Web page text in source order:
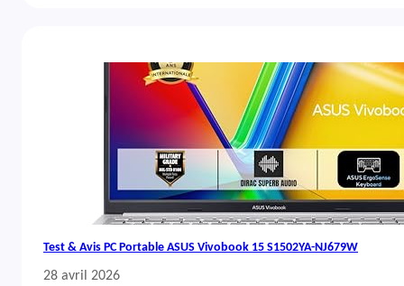
Test & Avis PC Portable ASUS Vivobook 15 S1502YA-NJ679W
28 avril 2026